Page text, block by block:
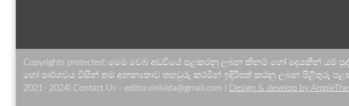
Copyrights protected: මෙම වෙබ් අඩවියේ පළකරනු ලබන කිනම් හෝ දෙයකින්
හෝ පාර්ශවය විසින් තම අනන්‍යතාව තහවුරු කරමින් ඉදිරිපත් කරනු ලබන පිළිතුරු
2021- 2024| Contact Us - editor.vinivida@gmail.com |
Design & develop by